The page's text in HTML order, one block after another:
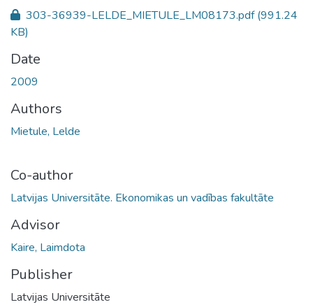
303-36939-LELDE_MIETULE_LM08173.pdf(991.24
KB)
Date
2009
Authors
Mietule, Lelde
Co-author
Latvijas Universitāte. Ekonomikas un vadības fakultāte
Advisor
Kaire, Laimdota
Publisher
Latvijas Universitāte